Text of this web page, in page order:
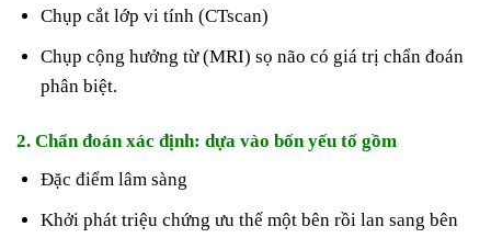
Chụp cắt lớp vi tính (CTscan)
Chụp cộng hưởng từ (MRI) sọ não có giá trị chẩn đoán
phân biệt.
2. Chẩn đoán xác định: dựa vào bốn yếu tố gồm
Đặc điểm lâm sàng
Khởi phát triệu chứng ưu thế một bên rồi lan sang bên